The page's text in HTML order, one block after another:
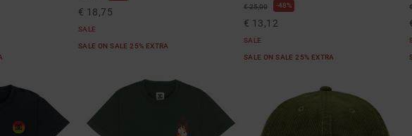
€ 18,75
SALE
SALE ON SALE 25% EXTRA
€ 25,00 48%
€ 13,12
SALE
SALE ON SALE 25% EXTRA